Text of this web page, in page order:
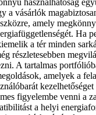
a vásárlók
amely
Ha
a tér minden
részletesebben
A tartalmas
amelyek a
figyelembe venni a
a helyi